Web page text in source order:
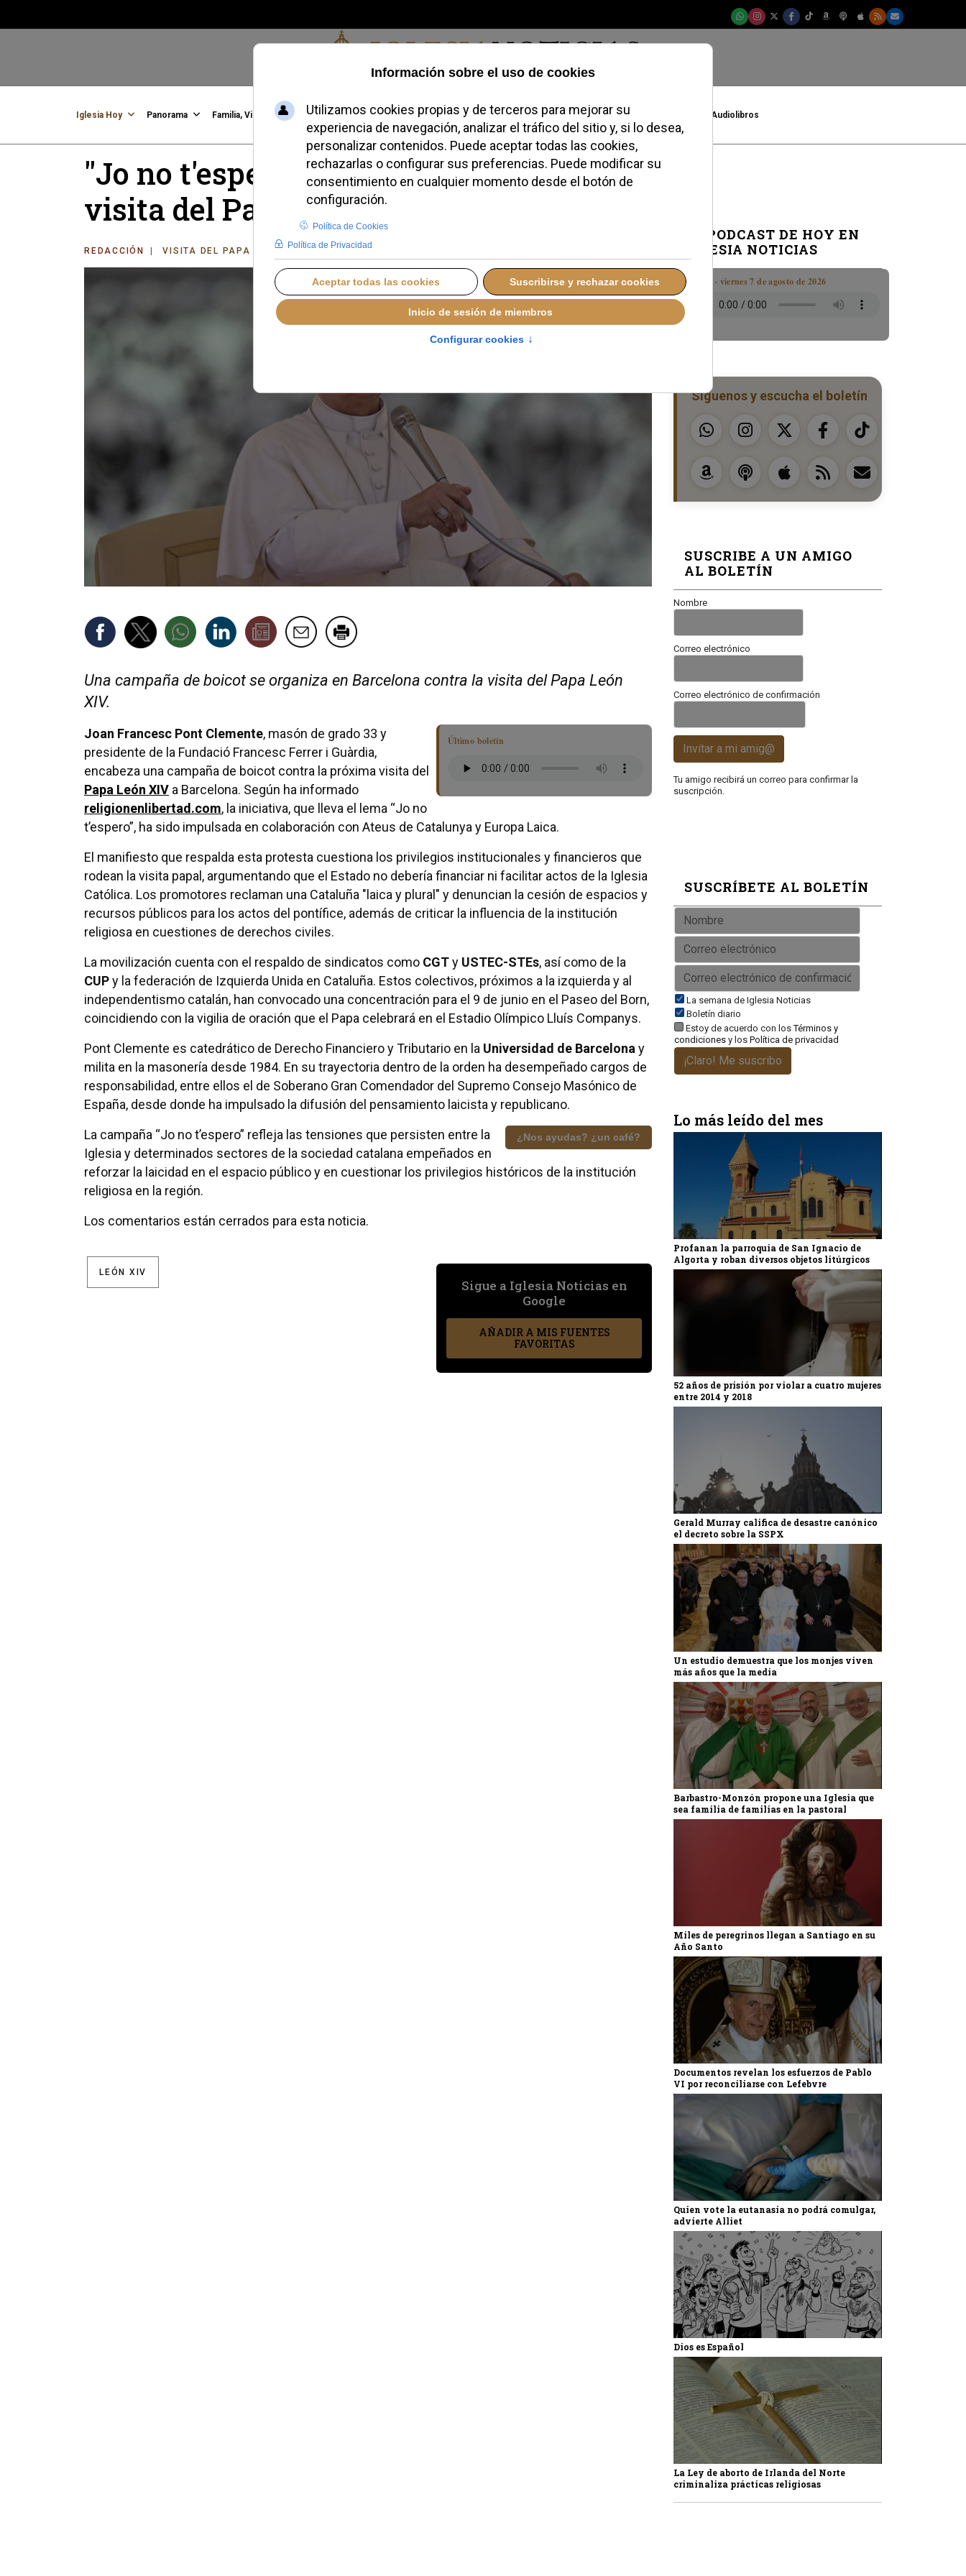
Viernes, 07 de agosto de 2026
Iglesia Hoy Panorama Familia, Vida, Identidad Credofobiómetro Blogs Temas Buscar #JovenesConFe Podcast Audiolibros
"Jo no t'espero": la campaña contra la
visita del Papa a Barcelona
REDACCIÓN VISITA DEL PAPA LEÓN XIV A ESPAÑA
Una campaña de boicot se organiza en Barcelona contra la visita del Papa León
XIV.
Último boletín
Joan Francesc Pont Clemente, masón de grado 33 y
presidente de la Fundació Francesc Ferrer i Guàrdia,
encabeza una campaña de boicot contra la próxima visita del
Papa León XIV a Barcelona. Según ha informado
religionenlibertad.com, la iniciativa, que lleva el lema “Jo no
t’espero”, ha sido impulsada en colaboración con Ateus de Catalunya y Europa Laica.
El manifiesto que respalda esta protesta cuestiona los privilegios institucionales y financieros que
rodean la visita papal, argumentando que el Estado no debería financiar ni facilitar actos de la Iglesia
Católica. Los promotores reclaman una Cataluña "laica y plural" y denuncian la cesión de espacios y
recursos públicos para los actos del pontífice, además de criticar la influencia de la institución
religiosa en cuestiones de derechos civiles.
La movilización cuenta con el respaldo de sindicatos como CGTy USTEC-STEs, así como de la
CUPy la federación de Izquierda Unida en Cataluña. Estos colectivos, próximos a la izquierda y al
independentismo catalán, han convocado una concentración para el 9 de junio en el Paseo del Born,
coincidiendo con la vigilia de oración que el Papa celebrará en el Estadio Olímpico Lluís Companys.
Pont Clemente es catedrático de Derecho Financiero y Tributario en la Universidad de Barcelonay
milita en la masonería desde 1984. En su trayectoria dentro de la orden ha desempeñado cargos de
responsabilidad, entre ellos el de Soberano Gran Comendador del Supremo Consejo Masónico de
España, desde donde ha impulsado la difusión del pensamiento laicista y republicano.
¿Nos ayudas? ¿un café?
La campaña “Jo no t’espero” refleja las tensiones que persisten entre la
Iglesia y determinados sectores de la sociedad catalana empeñados en
reforzar la laicidad en el espacio público y en cuestionar los privilegios históricos de la institución
religiosa en la región.
Los comentarios están cerrados para esta noticia.
Sigue a Iglesia Noticias en
Google
AÑADIR A MIS FUENTES
FAVORITAS
LEÓN XIV
EL PODCAST DE HOY EN
IGLESIA NOTICIAS
Boletín · viernes 7 de agosto de 2026
Síguenos y escucha el boletín
SUSCRIBE A UN AMIGO
AL BOLETÍN
Nombre
Correo electrónico
Correo electrónico de confirmación
Invitar a mi amig@
Tu amigo recibirá un correo para confirmar la
suscripción.
SUSCRÍBETE AL BOLETÍN
La semana de Iglesia Noticias
Boletín diario
Estoy de acuerdo con losTérminos y
condiciones y los Política de privacidad
¡Claro! Me suscribo
Lo más leído del mes
Profanan la parroquia de San Ignacio de
Algorta y roban diversos objetos litúrgicos
52 años de prisión por violar a cuatro mujeres
entre 2014 y 2018
Gerald Murray califica de desastre canónico
el decreto sobre la SSPX
Un estudio demuestra que los monjes viven
más años que la media
Barbastro-Monzón propone una Iglesia que
sea familia de familias en la pastoral
Miles de peregrinos llegan a Santiago en su
Año Santo
Documentos revelan los esfuerzos de Pablo
VI por reconciliarse con Lefebvre
Quien vote la eutanasia no podrá comulgar,
advierte Alliet
Dios es Español
La Ley de aborto de Irlanda del Norte
criminaliza prácticas religiosas